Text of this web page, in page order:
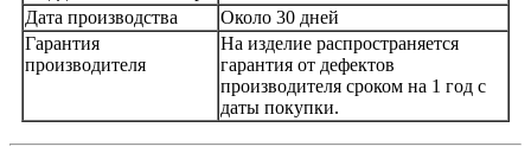
Дата производства
Около 30 дней
Гарантия
производителя
На изделие распространяется
гарантия от дефектов
производителя сроком на 1 год с
даты покупки.